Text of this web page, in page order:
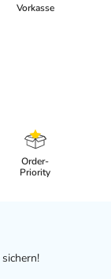
Vorkasse
Order-
Priority
sichern!